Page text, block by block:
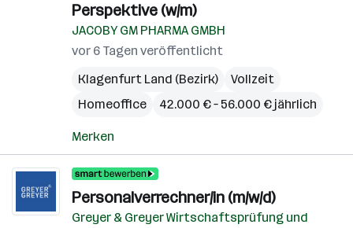
Perspektive (w/m)
JACOBY GM PHARMA GMBH
vor 6 Tagen veröffentlicht
Klagenfurt Land (Bezirk)
Vollzeit
Homeoffice
42.000 € – 56.000 € jährlich
Merken
Personalverrechner/in (m/w/d)
Greyer & Greyer Wirtschaftsprüfung und